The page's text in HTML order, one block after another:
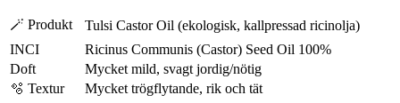
🪄 Produkt
Tulsi Castor Oil (ekologisk, kallpressad ricinolja)
INCI
Ricinus Communis (Castor) Seed Oil 100%
Doft
Mycket mild, svagt jordig/nötig
🫧 Textur
Mycket trögflytande, rik och tät